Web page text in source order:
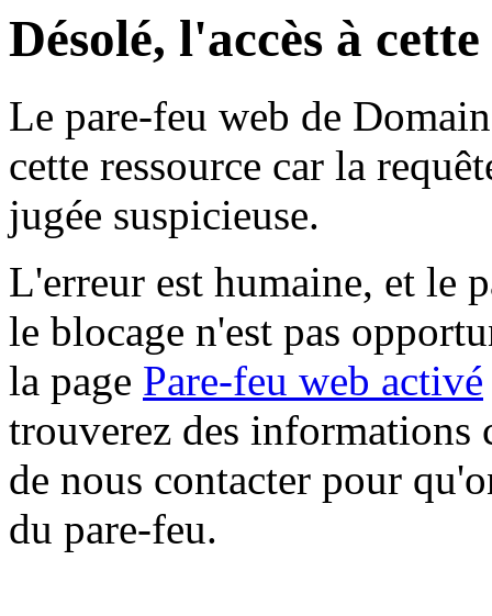
Désolé, l'accès à
Le pare-feu web de
cette ressource car la
jugée suspicieuse.
L'erreur est humaine, et le
le blocage n'est pas
la page Pare-feu web activé
trouverez des informations
de nous contacter pour
du pare-feu.